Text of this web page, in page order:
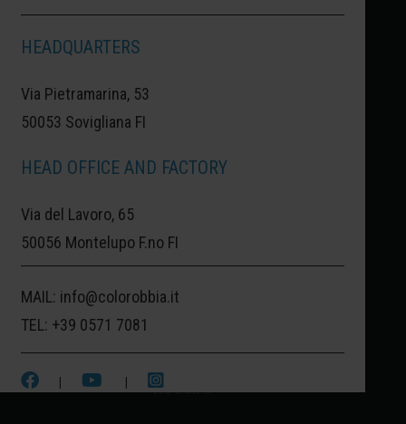
HEADQUARTERS
Via Pietramarina, 53
50053 Sovigliana FI
HEAD OFFICE AND FACTORY
Via del Lavoro, 65
50056 Montelupo F.no FI
MAIL: info@colorobbia.it
TEL: +39 0571 7081
| |
VILAFAMÉS:IL BORGO DEGLI ARTISTI,
DELLA CULTURA E DELLE VIE STRETTE
CERAMICA. IL COLORE ASSOCIATO A
QUESTA AREA DELLA SPAGNA È UN
MARRONE ARANCIATO, CHE CI CONDUCE
A ROCA GROSA IL QUARTIERE FAMOSO
COSTRUITO INTERAMENTE NELLA
ROCCIA.